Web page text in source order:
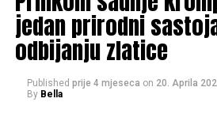
Share Post
Tweet
Mail
stanovništva.
Ključni aspekti naroda
Kultura i religija:
jedan prirodni
odbijanju zlatice
Published prije 4 mjeseca on 20. Aprila
By Bella